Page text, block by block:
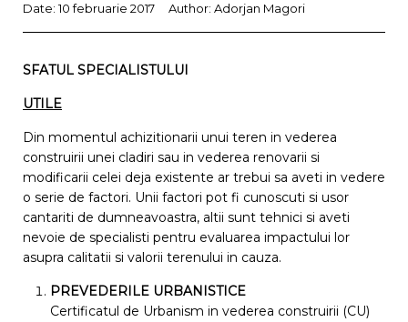
Date:10 februarie 2017 Author: Adorjan Magori
SFATUL SPECIALISTULUI
UTILE
Din momentul achizitionarii unui teren in vederea
construirii unei cladiri sau in vederea renovarii si
modificarii celei deja existente ar trebui sa aveti in vedere
o serie de factori. Unii factori pot fi cunoscuti si usor
cantariti de dumneavoastra, altii sunt tehnici si aveti
nevoie de specialisti pentru evaluarea impactului lor
asupra calitatii si valorii terenului in cauza.
PREVEDERILE URBANISTICE
Certificatul de Urbanism in vederea construirii (CU)